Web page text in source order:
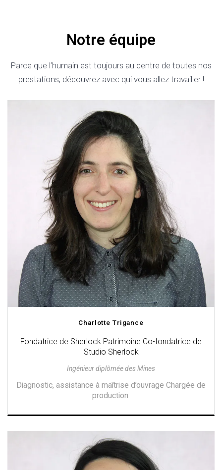
Notre équipe
Parce que l’humain est toujours au centre de toutes nos
prestations, découvrez avec qui vous allez travailler !
Charlotte Trigance
Fondatrice de Sherlock Patrimoine Co-fondatrice de
Studio Sherlock
Ingénieur diplômée des Mines
Diagnostic, assistance à maîtrise d’ouvrage Chargée de
production